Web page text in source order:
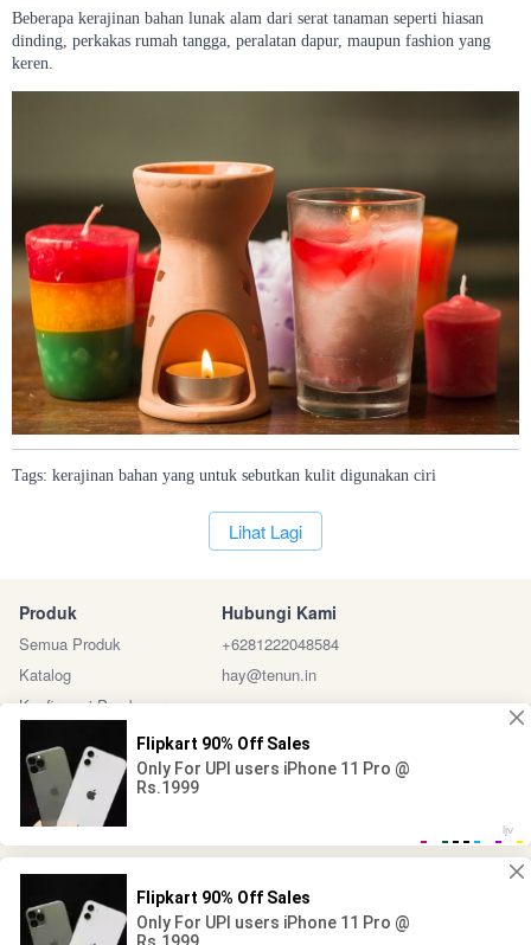
Beberapa kerajinan bahan lunak alam dari serat tanaman seperti hiasan
dinding, perkakas rumah tangga, peralatan dapur, maupun fashion yang
keren.
Tags: kerajinan bahan yang untuk sebutkan kulit digunakan ciri
`Lihat Lagi
Produk
Semua Produk
Katalog
Konfirmasi Pembayaran
Hubungi Kami
+6281222048584
hay@tenun.in
Sosial Media Marketplace